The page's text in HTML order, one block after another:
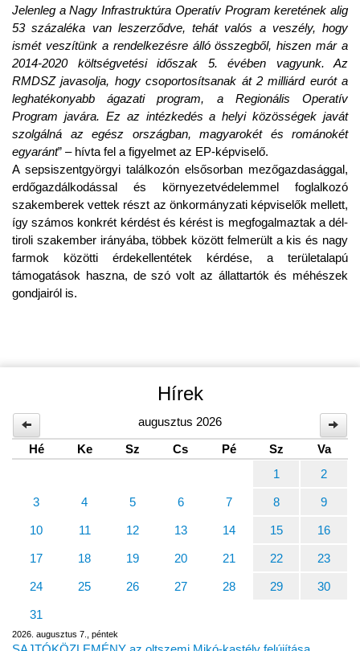
Jelenleg a Nagy Infrastruktúra Operatív Program keretének alig
53 százaléka van leszerződve, tehát valós a veszély, hogy
ismét veszítünk a rendelkezésre álló összegből, hiszen már a
2014-2020 költségvetési időszak 5. évében vagyunk. Az
RMDSZ javasolja, hogy csoportosítsanak át 2 milliárd eurót a
leghatékonyabb ágazati program, a Regionális Operatív
Program javára. Ez az intézkedés a helyi közösségek javát
szolgálná az egész országban, magyarokét és románokét
egyaránt” – hívta fel a figyelmet az EP-képviselő.
A sepsiszentgyörgyi találkozón elsősorban mezőgazdasággal,
erdőgazdálkodással és környezetvédelemmel foglalkozó
szakemberek vettek részt az önkormányzati képviselők mellett,
így számos konkrét kérdést és kérést is megfogalmaztak a dél-
tiroli szakember irányába, többek között felmerült a kis és nagy
farmok közötti érdekellentétek kérdése, a területalapú
támogatások haszna, de szó volt az állattartók és méhészek
gondjairól is.
Hírek
augusztus 2026
Hé
Ke Sz Cs Pé Sz
Va
1
2
3 4 5 6 7 8 9
10 11 12 13 14 15 16
17 18 19 20 21 22 23
24 25 26 27 28 29 30
31
2026. augusztus 7., péntek